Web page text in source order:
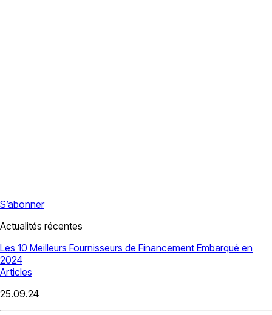
S’abonner
Actualités récentes
Les 10 Meilleurs Fournisseurs de Financement Embarqué en
2024
Articles
25.09.24